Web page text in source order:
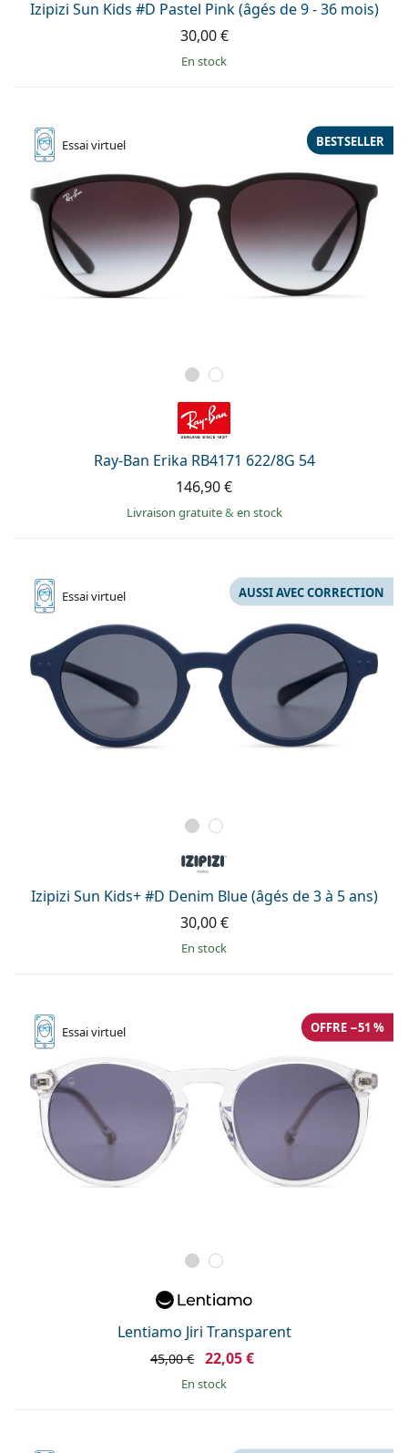
Izipizi Sun Kids #D Pastel Pink (âgés de 9 - 36 mois)
30,00 €
en stock
Essaivirtuel
Ray-Ban Erika RB4171 622/8G 54
BESTSELLER
146,90 €
Livraison gratuite& en stock
Essaivirtuel
Izipizi Sun Kids+ #D Denim Blue (âgés de 3 à 5 ans)
AUSSI AVEC CORRECTION
30,00 €
en stock
Essaivirtuel
Lentiamo Jiri Transparent
OFFRE −51 %
45,00 € 22,05 €
en stock